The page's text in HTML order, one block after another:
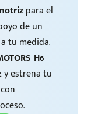
para el
de un
tu medida.
H6
estrena tu